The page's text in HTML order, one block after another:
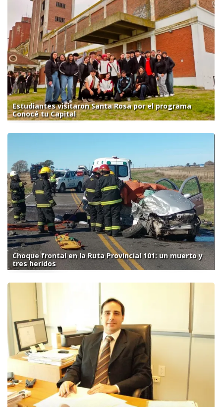
Estudiantes visitaron Santa Rosa por el programa
Conocé tu Capital
Choque frontal en la Ruta Provincial 101: un muerto y
tres heridos